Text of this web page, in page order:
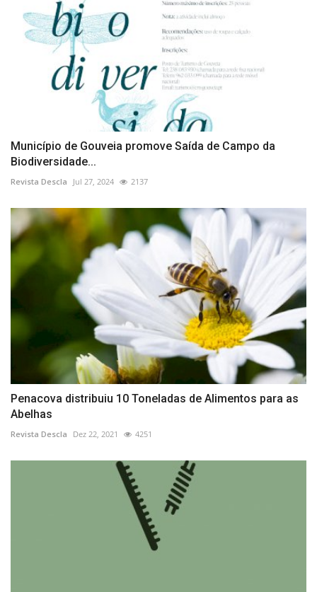
Município de Gouveia promove Saída de Campo da
Biodiversidade...
Revista Descla Jul 27, 2024 2137
Penacova distribuiu 10 Toneladas de Alimentos para as
Abelhas
Revista Descla Dez 22, 2021 4251